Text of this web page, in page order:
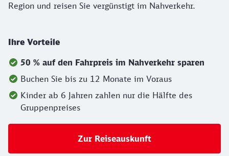
Region und reisen Sie vergünstigt im Nahverkehr.
Ihre Vorteile
50 % auf den Fahrpreis im Nahverkehr sparen
Buchen Sie bis zu 12 Monate im Voraus
Kinder ab 6 Jahren zahlen nur die Hälfte des
Gruppenpreises
Zur Reiseauskunft